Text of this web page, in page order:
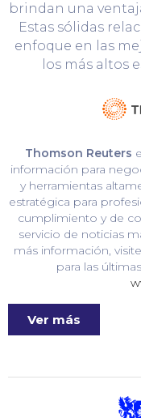
brindan una
Estas sólidas
enfoque en las
los más altos
Thomson Reuters
información para
y herramientas
estratégica para
cumplimiento y de
servicio de noticias
más información, visite
para las
Ver más